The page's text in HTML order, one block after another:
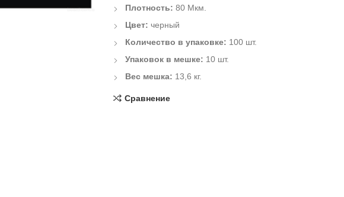
Плотность: 80 Мкм.
Цвет: черный
Количество в упаковке: 100 шт.
Упаковок в мешке: 10 шт.
Вес мешка: 13,6 кг.
Сравнение